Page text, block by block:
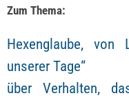
Zum Thema:
Hexenglaube,
unserer Tage“
über Verhalten,